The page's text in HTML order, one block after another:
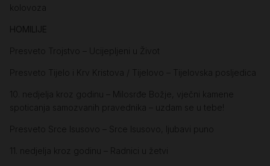
kolovoza
HOMILIJE
Presveto Trojstvo – Ucijepljeni u Život
Presveto Tijelo i Krv Kristova / Tijelovo – Tijelovska posljedica
10. nedjelja kroz godinu – Milosrđe Božje, vječni kamene
spoticanja samozvanih pravednika – uzdam se u tebe!
Presveto Srce Isusovo – Srce Isusovo, ljubavi puno
11. nedjelja kroz godinu – Radnici u žetvi